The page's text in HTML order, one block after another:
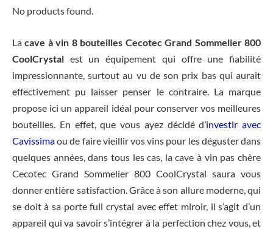
No products found.
Lacave à vin 8 bouteilles Cecotec Grand Sommelier 800
CoolCrystal est un équipement qui offre une fiabilité
impressionnante, surtout au vu de son prix bas qui aurait
effectivement pu laisser penser le contraire. La marque
propose ici un appareil idéal pour conserver vos meilleures
bouteilles. En effet, que vous ayez décidé d’investir avec
Cavissimaou de faire vieillir vos vins pour les déguster dans
quelques années, dans tous les cas, la cave à vin pas chère
Cecotec Grand Sommelier 800 CoolCrystal saura vous
donner entière satisfaction. Grâce à son allure moderne, qui
se doit à sa porte full crystal avec effet miroir, il s’agit d’un
appareil qui va savoir s’intégrer à la perfection chez vous, et